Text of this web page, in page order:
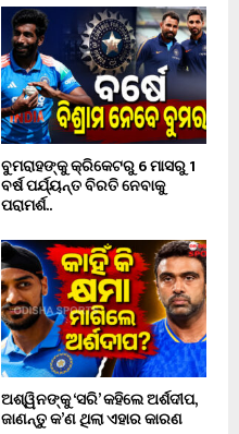
ବୁମରାହଙ୍କୁ କ୍ରିକେଟରୁ 6 ମାସରୁ 1
ବର୍ଷ ପର୍ଯ୍ୟନ୍ତ ବିରତି ନେବାକୁ
ପରାମର୍ଶ..
ଅଶ୍ୱିନଙ୍କୁ ‘ସରି’ କହିଲେ ଅର୍ଶଦୀପ,
ଜାଣନ୍ତୁ କ’ଣ ଥିଲା ଏହାର କାରଣ